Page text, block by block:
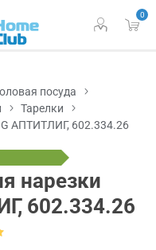
0
посуда
Тарелки
АПТИТЛИГ, 602.334.26
нарезки
602.334.26